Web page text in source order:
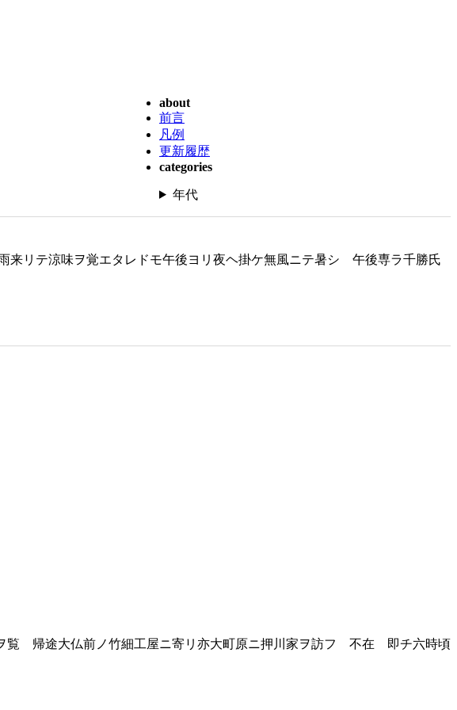
about
前言
凡例
更新履歴
categories
年代
涼味ヲ覚エタレドモ午後ヨリ夜ヘ掛ケ無風ニテ暑シ 午後専ラ千勝氏
覧 帰途大仏前ノ竹細工屋ニ寄リ亦大町原ニ押川家ヲ訪フ 不在 即チ六時頃